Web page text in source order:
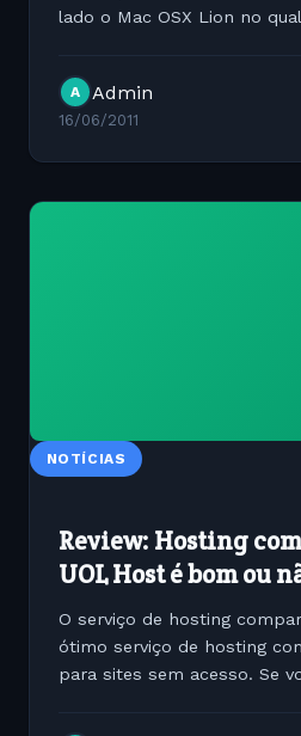
lado o Mac OSX Lion no
Depois do sucesso dos...
A Admin
16/06/2011
NOTÍCIAS
Review: Hosting
UOL Host é bom ou
O serviço de hosting
ótimo serviço de hosting
para sites sem acesso. Se